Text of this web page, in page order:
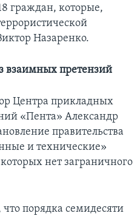
граждан, которые,
Назаренко.
взаимных претензий
Центра прикладных
«Пента» Александр
правительства
и технические»
нет заграничного
порядка семидесяти